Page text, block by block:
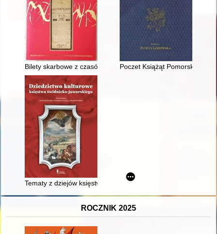
Bilety skarbowe z czasów insurekcji kościuszkowskiej z
Poczet Książąt Pomorskich :
Tematy z dziejów księstwa świdnicko-jaworskiego w dekoracji
ROCZNIK 2025